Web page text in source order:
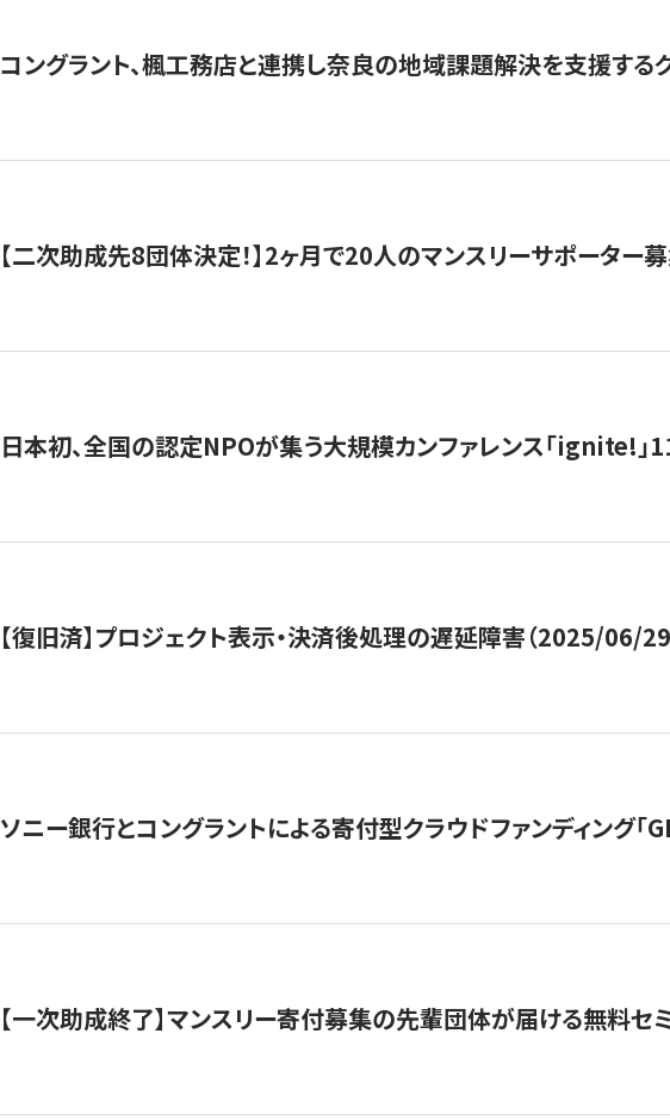
コングラント、楓工務店と連携し奈良の地域課題解決を支援する
【二次助成先8団体決定！】2ヶ月で20人のマンスリーサポーター
日本初、全国の認定NPOが集う大規模カンファレンス「ignite!」
【復旧済】プロジェクト表示・決済後処理の遅延障害（2025/06/29
ソニー銀行とコングラントによる寄付型クラウドファンディング
【一次助成終了】マンスリー寄付募集の先輩団体が届ける無料セ